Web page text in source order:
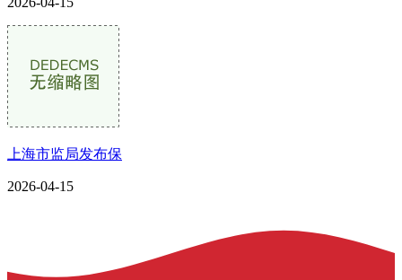
上海市监局发布保
2026-04-15